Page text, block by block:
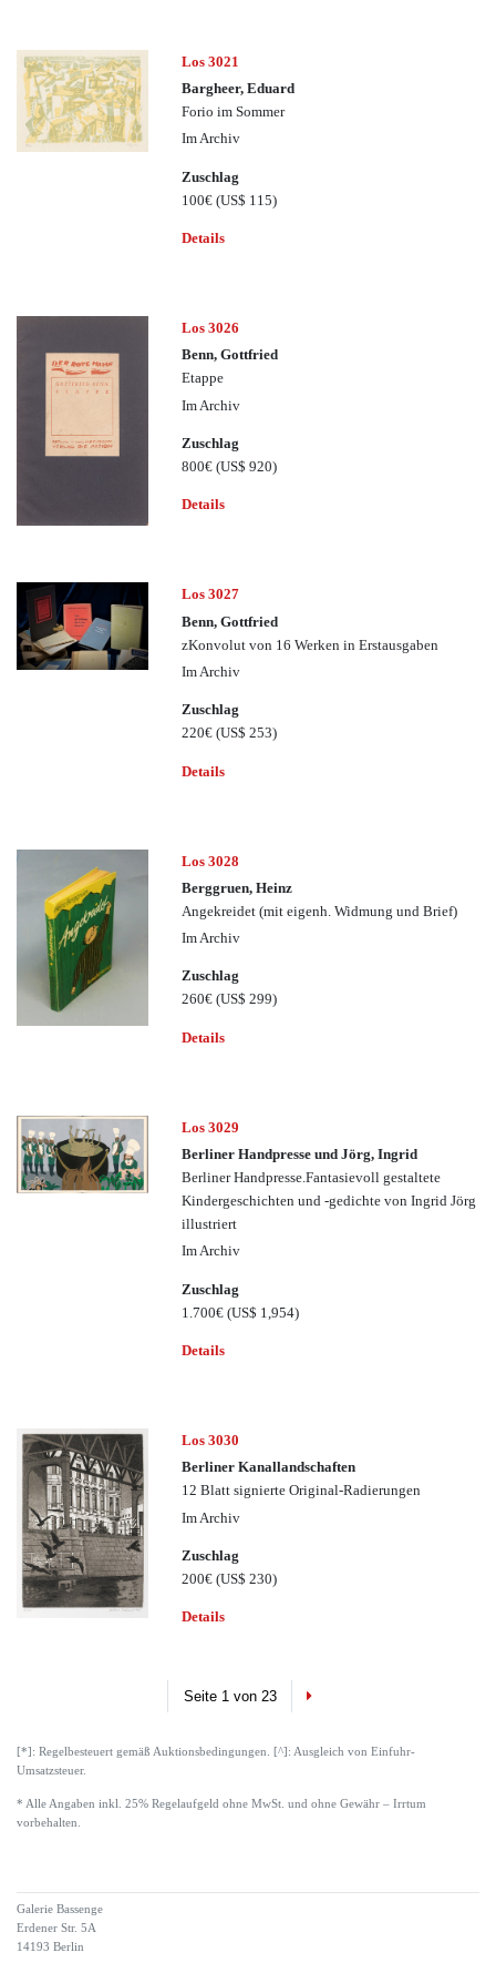
Los 3021
Bargheer, Eduard
Forio im Sommer
Im Archiv
Zuschlag
100€(US$ 115)
Details
Los 3026
Benn, Gottfried
Etappe
Im Archiv
Zuschlag
800€(US$ 920)
Details
Los 3027
Benn, Gottfried
zKonvolut von 16 Werken in Erstausgaben
Im Archiv
Zuschlag
220€(US$ 253)
Details
Los 3028
Berggruen, Heinz
Angekreidet (mit eigenh. Widmung und Brief)
Im Archiv
Zuschlag
260€(US$ 299)
Details
Los 3029
Berliner Handpresse und Jörg, Ingrid
Berliner Handpresse.Fantasievoll gestaltete
Kindergeschichten und -gedichte von Ingrid Jörg
illustriert
Im Archiv
Zuschlag
1.700€(US$ 1,954)
Details
Los 3030
Berliner Kanallandschaften
12 Blatt signierte Original-Radierungen
Im Archiv
Zuschlag
200€(US$ 230)
Details
Seite 1 von 23 Next
[*]: Regelbesteuert gemäß Auktionsbedingungen. [^]: Ausgleich von Einfuhr-
Umsatzsteuer.
* Alle Angaben inkl. 25% Regelaufgeld ohne MwSt. und ohne Gewähr – Irrtum
vorbehalten.
Galerie Bassenge
Erdener Str. 5A
14193 Berlin